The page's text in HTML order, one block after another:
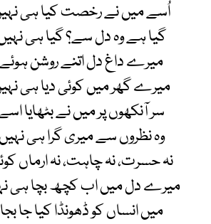
اُسے میں نے رخصت کیا ہی
گیا ہے وہ دل سے؟ گیا ہی
میرے داغ دل اتنے روشن ہوئے
میرے گھر میں کوئی دیا ہی
سر آنکھوں پر میں نے بٹھایا
وہ نظروں سے میری گرا ہی
نہ حسرت، نہ چاہت، نہ ارماں
میرے دل میں اب کچھ بچا ہی
میں انساں کو ڈھونڈا کیا جا بجا